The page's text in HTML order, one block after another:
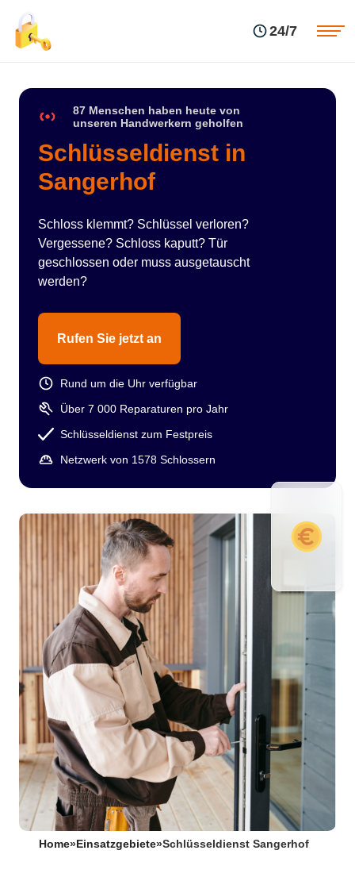
24/7
87 Menschen haben heute von
unseren Handwerkern geholfen
Schlüsseldienst in
Sangerhof
Schloss klemmt? Schlüssel verloren?
Vergessene? Schloss kaputt? Tür
geschlossen oder muss ausgetauscht
werden?
Rufen Sie jetzt an
Rund um die Uhr verfügbar
Über 7 000 Reparaturen pro Jahr
Schlüsseldienst zum Festpreis
Netzwerk von 1578 Schlossern
Home» Einsatzgebiete»Schlüsseldienst Sangerhof